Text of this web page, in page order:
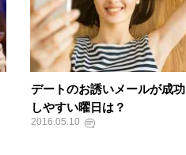
デートのお誘いメールが成功
しやすい曜日は？
2016.05.10